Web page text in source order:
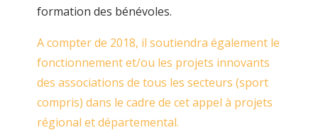
formation des bénévoles.
A compter de 2018, il soutiendra également le
fonctionnement et/ou les projets innovants
des associations de tous les secteurs (sport
compris) dans le cadre de cet appel à projets
régional et départemental.